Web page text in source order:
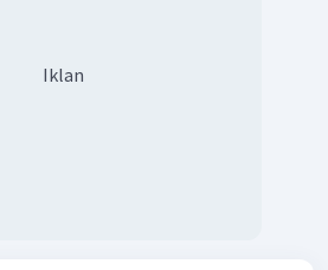
Iklan